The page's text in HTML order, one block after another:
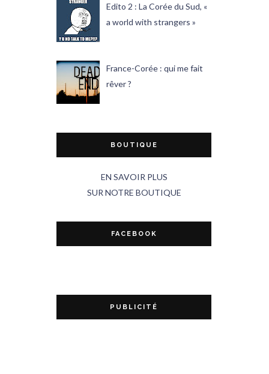
Edito 2 : La Corée du Sud, «
a world with strangers »
France-Corée : qui me fait
rêver ?
BOUTIQUE
EN SAVOIR PLUS
SUR NOTRE BOUTIQUE
FACEBOOK
PUBLICITÉ